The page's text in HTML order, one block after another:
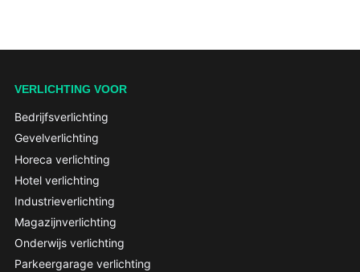
VERLICHTING VOOR
Bedrijfsverlichting
Gevelverlichting
Horeca verlichting
Hotel verlichting
Industrieverlichting
Magazijnverlichting
Onderwijs verlichting
Parkeergarage verlichting